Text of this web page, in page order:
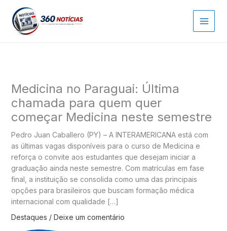
para
conteúdo
Medicina no Paraguai: Última
chamada para quem quer
começar Medicina neste semestre
Pedro Juan Caballero (PY) – A INTERAMERICANA está com
as últimas vagas disponíveis para o curso de Medicina e
reforça o convite aos estudantes que desejam iniciar a
graduação ainda neste semestre. Com matrículas em fase
final, a instituição se consolida como uma das principais
opções para brasileiros que buscam formação médica
internacional com qualidade […]
Destaques / Deixe um comentário